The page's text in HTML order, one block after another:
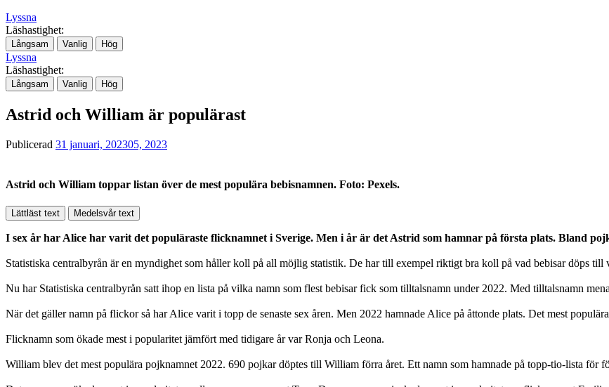
Lyssna
Läshastighet:
Långsam Vanlig Hög
Lyssna
Läshastighet:
Långsam Vanlig Hög
Astrid och William är populärast
Publicerad 31 januari, 202305, 2023
Astrid och William toppar listan över de mest populära bebisnamnen. Foto: Pexels.
Lättläst text Medelsvår text
I sex år har Alice har varit det populäraste flicknamnet i Sverige. Men i år är det Astrid som hamnar på första plats. Bland
Statistiska centralbyrån är en myndighet som håller koll på all möjlig statistik. De har till exempel riktigt bra koll på vad bebisar döps till
Nu har Statistiska centralbyrån satt ihop en lista på vilka namn som flest bebisar fick som tilltalsnamn under 2022. Med tilltalsnamn
När det gäller namn på flickor så har Alice varit i topp de senaste sex åren. Men 2022 hamnade Alice på åttonde plats. Det mest
Flicknamn som ökade mest i popularitet jämfört med tidigare år var Ronja och Leona.
William blev det mest populära pojknamnet 2022. 690 pojkar döptes till William förra året. Ett namn som hamnade på topp-tio-lista för